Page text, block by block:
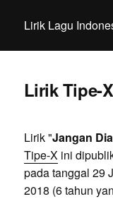
Lirik Lagu
Lirik Tipe-
Lirik "Jangan
Tipe-Xini
pada tanggal 29
2018 (6 tahun